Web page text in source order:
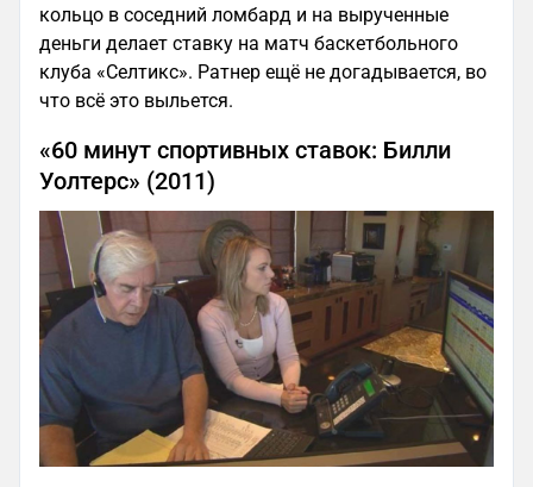
кольцо в соседний ломбард и на вырученные
деньги делает ставку на матч баскетбольного
клуба «Селтикс». Ратнер ещё не догадывается, во
что всё это выльется.
«60 минут спортивных ставок: Билли
Уолтерс» (2011)